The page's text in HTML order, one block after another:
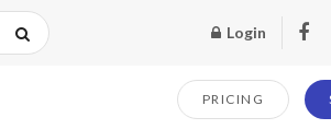
Login
PRICING